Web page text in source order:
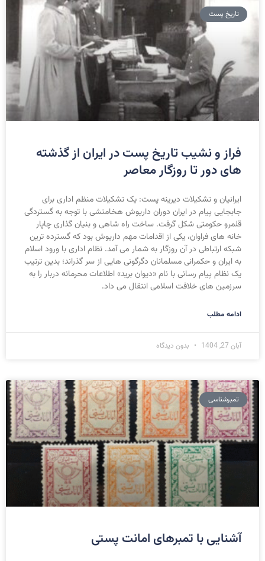
تاریخ پست
فراز و نشيب تاريخ پست در ايران از گذشته
های دور تا روزگار معاصر
ايرانيان و تشکيلات ديرينه پست: يک تشکيلات منظم اداری برای
جابجايی پيام در ايران دوران داريوش هخامنشی با توجه به گستردگی
قلمرو حکومتی شکل گرفت. ساخت راه شاهی و بنيان گذاری چاپار
خانه های فراوان، يکی از اقدامات مهم داريوش بود که گسترده ترين
شبکه ارتباطی در آن روزگار به شمار می آمد. نظام اداری با ورود اسلام
به ايران و حکمرانی مسلمانان دگرگونی هايی از سر گذراند؛ بدين ترتيب
يک نظام پيام رسانی با نام «ديوان بريد» اطلاعات محرمانه دربار را به
سرزمين های خلافت اسلامی انتقال می داد.
ادامه مطلب
آبان 27, 1404 بدون دیدگاه
تمبرشناسی
آشنایی با تمبرهای امانت پستی